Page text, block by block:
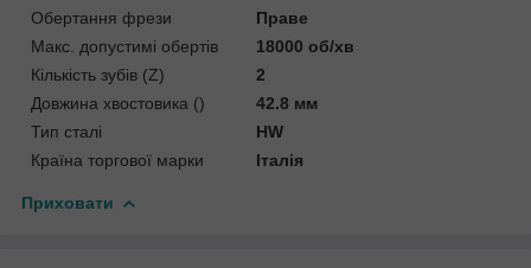
Обертання фрези
Праве
Макс. допустимі обертів
18000 об/хв
Кількість зубів (Z)
2
Довжина хвостовика ()
42.8 мм
Тип сталі
HW
Країна торгової марки
Італія
Приховати